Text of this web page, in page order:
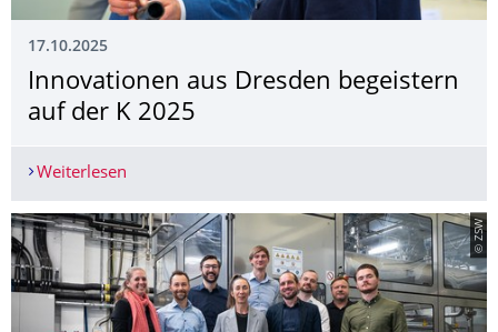
17.10.2025
Innovationen aus Dresden begeistern
auf der K 2025
Weiterlesen
© ZSW